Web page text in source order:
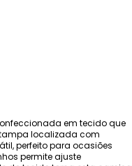
em tecido que
localizada com
perfeito para ocasiões
permite ajuste